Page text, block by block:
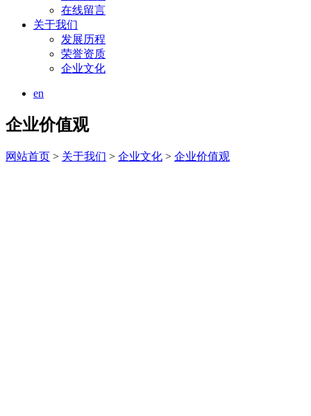
在线留言
关于我们
发展历程
荣誉资质
企业文化
en
企业价值观
网站首页 > 关于我们 > 企业文化 > 企业价值观